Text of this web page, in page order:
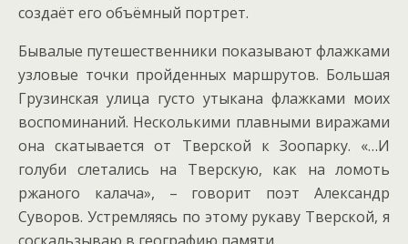
создаёт его объёмный портрет.
Бывалые путешественники показывают флажками
узловые точки пройденных маршрутов. Большая
Грузинская улица густо утыкана флажками моих
воспоминаний. Несколькими плавными виражами
она скатывается от Тверской к Зоопарку. «…И
голуби слетались на Тверскую, как на ломоть
ржаного калача», – говорит поэт Александр
Суворов. Устремляясь по этому рукаву Тверской, я